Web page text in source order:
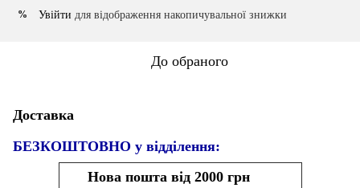
% Увійти для відображення накопичувальної знижки
До обраного
Доставка
БЕЗКОШТОВНО у відділення:
Нова пошта від 2000 грн